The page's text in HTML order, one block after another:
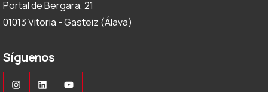
Portal de Bergara, 21
01013 Vitoria - Gasteiz (Álava)
Síguenos
Instagram
LinkedInYouTube